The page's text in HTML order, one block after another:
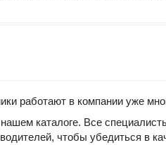
работают в компании уже
каталоге. Все
чтобы убедиться в